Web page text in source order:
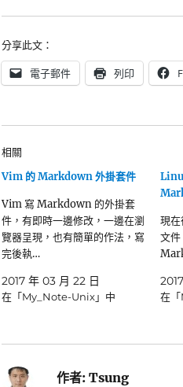
分享此文：
電子郵件 列印
相關
Vim 的 Markdown 外掛套件
Vim 寫 Markdown 的外掛套
件，有即時一邊修改，一邊在瀏
覽器呈現，也有簡單的作法，寫
完後執…
2017 年 03 月 22 日
在「My_Note-Unix」中
現
文件
在
作者:Tsung